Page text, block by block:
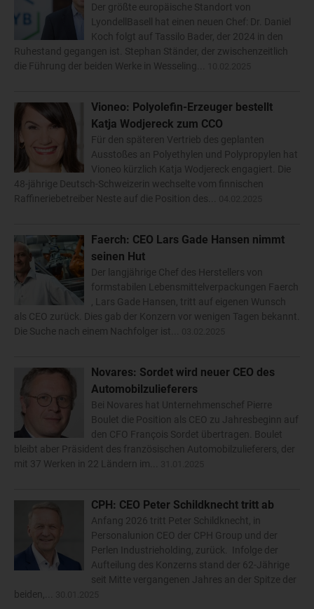
Der größte europäische Standort von
LyondellBasell hat einen neuen Chef: Dr. Daniel
Koch folgt auf Tassilo Bader, der 2024 in den
Ruhestand gegangen ist. Stephan Ständer, der zwischenzeitlich
die Führung der beiden Werke in Wesseling...
Vioneo: Polyolefin-Erzeuger bestellt
Katja Wodjereck zum CCO
Für den späteren Vertrieb des geplanten
Ausstoßes an Polyethylen und Polypropylen hat
Vioneo kürzlich Katja Wodjereck engagiert. Die
48-jährige Deutsch-Schweizerin wechselte vom finnischen
Raffineriebetreiber Neste auf die Position des...
Faerch: CEO Lars Gade Hansen nimmt
seinen Hut
Der langjährige Chef des Herstellers von
formstabilen Lebensmittelverpackungen Faerch
, Lars Gade Hansen, tritt auf eigenen Wunsch
als CEO zurück. Dies gab der Konzern vor wenigen Tagen bekannt.
Die Suche nach einem Nachfolger ist...
Novares: Sordet wird neuer CEO des
Automobilzulieferers
Bei Novares hat Unternehmenschef Pierre
Boulet die Position als CEO zu Jahresbeginn auf
den CFO François Sordet übertragen. Boulet
bleibt aber Präsident des französischen Automobilzulieferers, der
mit 37 Werken in 22 Ländern im...
CPH: CEO Peter Schildknecht tritt ab
Anfang 2026 tritt Peter Schildknecht, in
Personalunion CEO der CPH Group und der
Perlen Industrieholding, zurück. Infolge der
Aufteilung des Konzerns stand der 62-Jährige
seit Mitte vergangenen Jahres an der Spitze der
beiden,...